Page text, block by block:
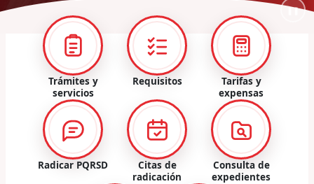
❚❚
Trámites y
servicios
Requisitos
Tarifas y
expensas
Radicar PQRSD
Citas de
radicación
Consulta de
expedientes